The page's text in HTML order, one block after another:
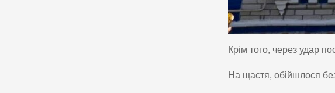
Крім того, через удар
На щастя, обійшлося